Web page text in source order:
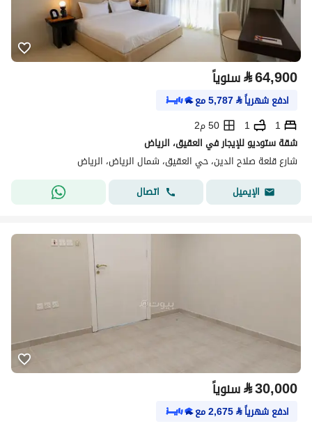
⃁64,900 سنوياً
ادفع شهرياً⃁
5,787مع
1
1
50 م2
شقة ستوديو للإيجار في العقيق، الرياض
شارع قلعة صلاح الدين، حي العقيق، شمال الرياض، الرياض
الإيميل
اتصال
⃁30,000 سنوياً
ادفع شهرياً⃁
2,675مع